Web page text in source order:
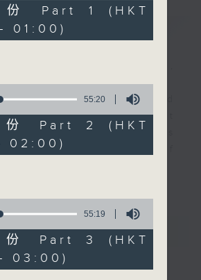
Leanne Nicholls,
Cleo Leung
many soft pieces and
works in Night
and Saturday nights
with two hours of
music.
alone and sleepless,
good music is
on Radio 4.
目當然少不了氣質優雅的作
份 Part 1 (HKT
01:00)
55:20
份 Part 2 (HKT
02:00)
55:19
份 Part 3 (HKT
03:00)